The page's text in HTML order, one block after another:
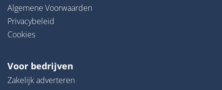
Algemene Voorwaarden
Privacybeleid
Cookies
Voor bedrijven
Zakelijk adverteren